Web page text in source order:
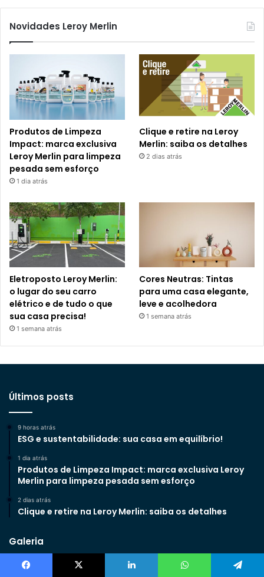
Novidades Leroy Merlin
Produtos de Limpeza
Impact: marca exclusiva
Leroy Merlin para limpeza
pesada sem esforço
1 dia atrás
Clique e retire na Leroy
Merlin: saiba os detalhes
2 dias atrás
Eletroposto Leroy Merlin:
o lugar do seu carro
elétrico e de tudo o que
sua casa precisa!
1 semana atrás
Cores Neutras: Tintas
para uma casa elegante,
leve e acolhedora
1 semana atrás
Últimos posts
9 horas atrás
ESG e sustentabilidade: sua casa em equilíbrio!
1 dia atrás
Produtos de Limpeza Impact: marca exclusiva Leroy
Merlin para limpeza pesada sem esforço
2 dias atrás
Clique e retire na Leroy Merlin: saiba os detalhes
Galeria